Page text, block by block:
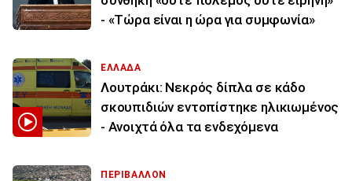
- «Τώρα είναι η ώρα για συμφωνία»
ΕΛΛΑΔΑ
Λουτράκι: Νεκρός δίπλα σε κάδο
σκουπιδιών εντοπίστηκε ηλικιωμένος
- Ανοιχτά όλα τα ενδεχόμενα
ΠΕΡΙΒΑΛΛΟΝ